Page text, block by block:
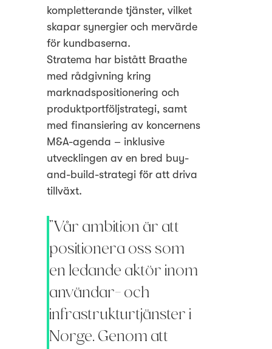
kompletterande tjänster, vilket
skapar synergier och mervärde
för kundbaserna.
Stratema har bistått Braathe
med rådgivning kring
marknadspositionering och
produktportföljstrategi, samt
med finansiering av koncernens
M&A-agenda – inklusive
utvecklingen av en bred buy-
and-build-strategi för att driva
tillväxt.
”Vår ambition är att
positionera oss som
en ledande aktör inom
användar- och
infrastrukturtjänster i
Norge. Genom att